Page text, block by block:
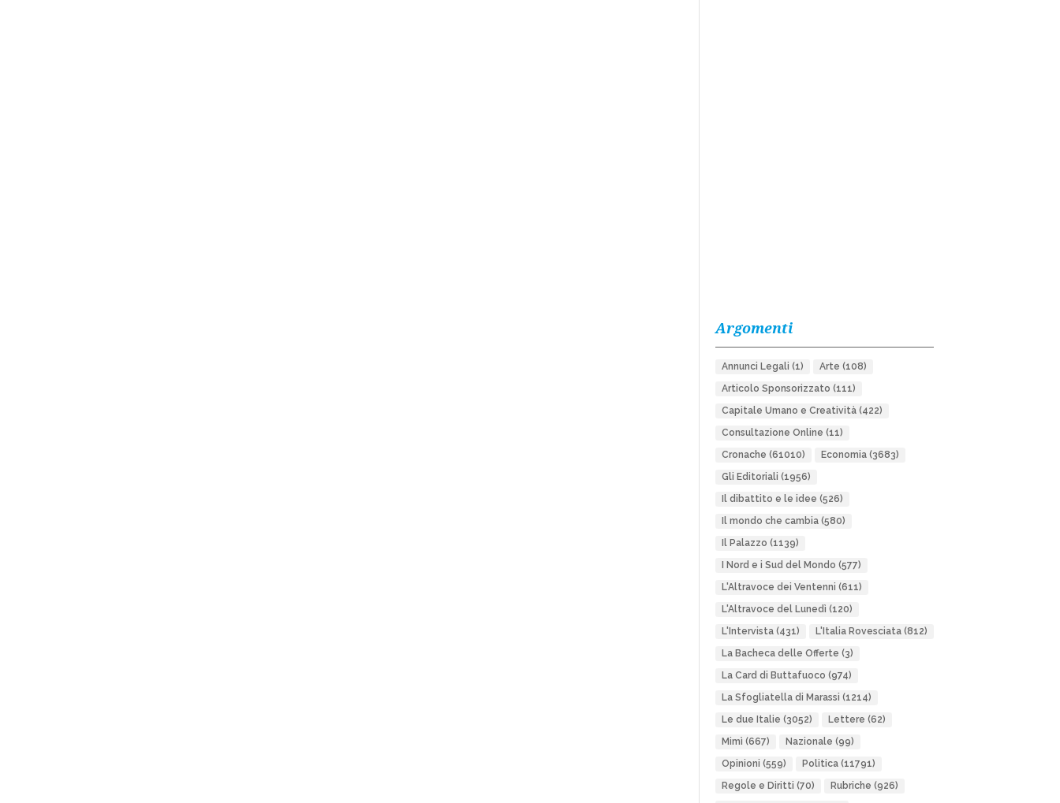
Argomenti
Annunci Legali (1) Arte (108)
Articolo Sponsorizzato (111)
Capitale Umano e Creatività(422)
Consultazione Online (11)
Cronache (61010) Economia(3683)
Gli Editoriali (1956)
Il dibattito e le idee (526)
Il mondo che cambia(580)
Il Palazzo (1139)
I Nord e i Sud del Mondo (577)
L'Altravoce dei Ventenni (611)
L'Altravoce del Lunedì (120)
L'Intervista(431) L'Italia Rovesciata(812)
La Bacheca delle Offerte (3)
La Card di Buttafuoco (974)
La Sfogliatella di Marassi (1214)
Le due Italie (3052) Lettere (62)
Mimì (667) Nazionale (99)
Opinioni (559) Politica(11791)
Regole e Diritti (70) Rubriche (926)